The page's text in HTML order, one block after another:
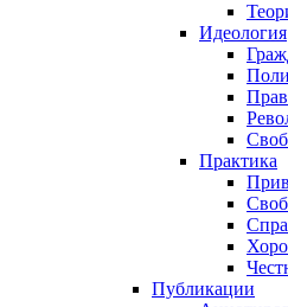
Идеология
Практика
Публикации